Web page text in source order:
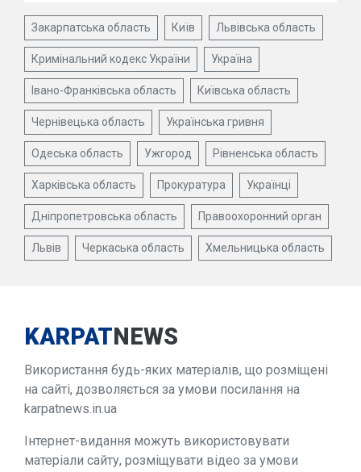
Закарпатська область Київ Львівська область
Кримінальний кодекс України Україна
Івано-Франківська область Київська область
Чернівецька область Українська гривня
Одеська область Ужгород Рівненська область
Харківська область Прокуратура Українці
Дніпропетровська область Правоохоронний орган
Львів Черкаська область Хмельницька область
KARPATNEWS
Використання будь-яких матеріалів, що розміщені
на сайті, дозволяється за умови посилання на
karpatnews.in.ua
Інтернет-видання можуть використовувати
матеріали сайту, розміщувати відео за умови